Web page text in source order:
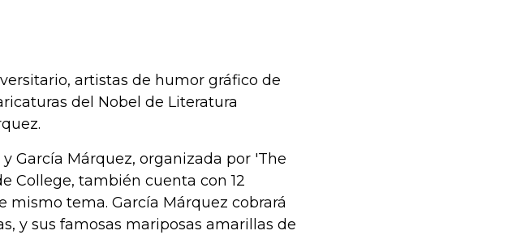
artistas de humor gráfico de
del Nobel de Literatura
García Márquez, organizada por 'The
College, también cuenta con 12
mismo tema. García Márquez cobrará
y sus famosas mariposas amarillas de